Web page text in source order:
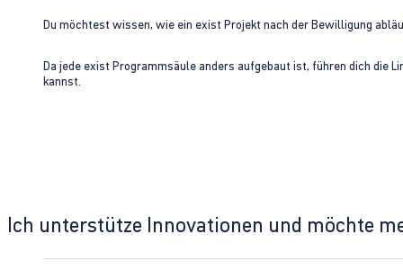
Du möchtest wissen, wie ein exist Projekt nach der Bewilligung
Da jede exist Programmsäule anders aufgebaut ist, führen dich die
kannst.
Ich unterstütze Innovationen und möchte